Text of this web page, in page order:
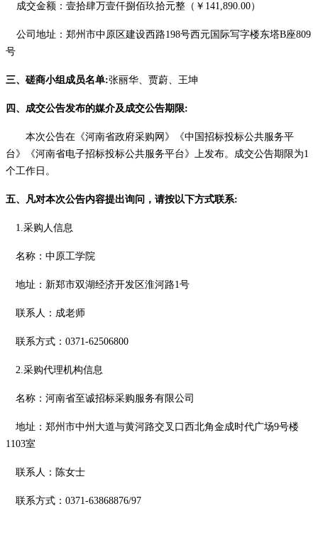
成交金额 ：壹拾肆万壹仟捌佰玖拾元整（￥ 141,890.00）
公司地址：郑州市中原区建设西路198号西元国际写字楼东塔B座809
号
三、磋商小组成员名单:张丽华、贾蔚、王坤
四、成交公告发布的媒介及成交公告期限:
本次公告在 《河南省政府采购网》《中国招标投标公共服务平
台》《河南省电子招标投标公共服务平台》 上发布。成交公告期限为1
个工作日。
五、凡对本次公告内容提出询问，请按以下方式联系:
1.采购人信息
名称：中原工学院
地址：新郑市双湖经济开发区淮河路1号
联系人： 成老师
联系方式： 0371-62506800
2.采购代理机构信息
名称：河南省至诚招标采购服务有限公司
地址：郑州市中州大道与黄河路交叉口西北角金成时代广场9号楼
1103室
联系人： 陈女士
联系方式： 0371-63868876/97